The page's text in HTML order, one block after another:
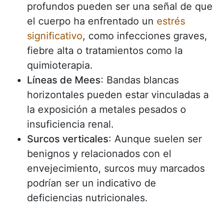
profundos pueden ser una señal de que
el cuerpo ha enfrentado un estrés
significativo, como infecciones graves,
fiebre alta o tratamientos como la
quimioterapia.
Líneas de Mees: Bandas blancas
horizontales pueden estar vinculadas a
la exposición a metales pesados o
insuficiencia renal.
Surcos verticales: Aunque suelen ser
benignos y relacionados con el
envejecimiento, surcos muy marcados
podrían ser un indicativo de
deficiencias nutricionales.